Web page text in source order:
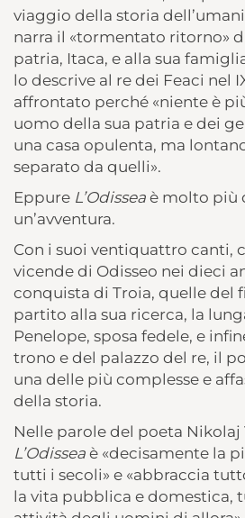
viaggio della storia
narra il «tormentato ritorno»
patria, Itaca, e alla sua
lo descrive al re dei Feaci nel
affrontato perché «niente è
uomo della sua patria e dei
una casa opulenta, ma
separato da quelli».
Eppure L’Odissea è molto più
un’avventura.
Con i suoi ventiquattro canti,
vicende di Odisseo nei dieci
conquista di Troia, quelle del
partito alla sua ricerca, la
Penelope, sposa fedele, e
trono e del palazzo del re, il
una delle più complesse e
della storia.
Nelle parole del poeta Nikolaj
L’Odissea è «decisamente la
tutti i secoli» e «abbraccia
la vita pubblica e domestica,